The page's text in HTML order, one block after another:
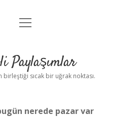
Anasayfa
Yasal Uyarı
menüyü
Paylaşımlar
birleştiği sıcak bir uğrak noktası.
nerede pazar var